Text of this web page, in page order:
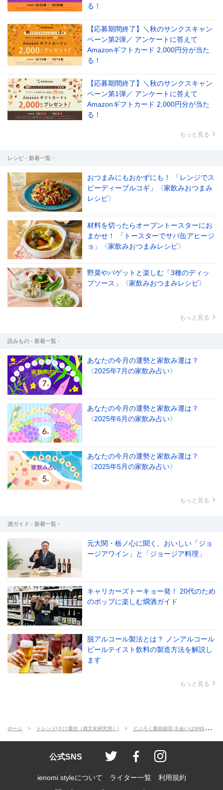
る！
【応募期間終了】＼秋のサンクスキャン
ペーン第2弾／ アンケートに答えて
Amazonギフトカード 2,000円分が当た
る！
【応募期間終了】＼秋のサンクスキャン
ペーン第1弾／ アンケートに答えて
Amazonギフトカード 2,000円分が当た
る！
もっと見る
レシピ - 新着一覧 -
おつまみにもおかずにも！ 「レンジでス
ピーディープルコギ」〈家飲みおつまみ
レシピ〉
材料を切ったらオーブントースターにお
まかせ！ 「トースターでサバ缶アヒージ
ョ」〈家飲みおつまみレシピ〉
野菜やバゲットと楽しむ「3種のディッ
プソース」〈家飲みおつまみレシピ〉
もっと見る
読みもの - 新着一覧 -
あなたの今月の運勢と家飲み運は？
〈2025年7月の家飲み占い〉
あなたの今月の運勢と家飲み運は？
〈2025年6月の家飲み占い〉
あなたの今月の運勢と家飲み運は？
〈2025年5月の家飲み占い〉
もっと見る
酒ガイド - 新着一覧 -
元大関・栃ノ心に聞く、おいしい「ジョ
ージアワイン」と「ジョージア料理」
キャリカーズトーキョー発！ 20代のため
のポップに楽しむ燗酒ガイド
脱アルコール製法とは？ ノンアルコール
ビールテイスト飲料の製造方法を解説し
ます
もっと見る
ホーム トレンド[さけ通信（酒文化研究所）] どぶろく最前線⑥ 出会いはSNS。シンガポールのバーが挑むどぶろく普及活動
公式SNS ienomi style[イ
ienomi style[
ienomi
ienomi styleについて ライター一覧
利用規約